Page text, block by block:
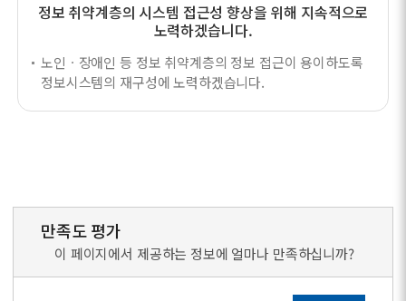
정보 취약계층의 시스템 접근성 향상을 위해 지속적으로
노력하겠습니다.
노인ㆍ장애인 등 정보 취약계층의 정보 접근이 용이하도록
정보시스템의 재구성에 노력하겠습니다.
만족도 평가
이 페이지에서 제공하는 정보에 얼마나 만족하십니까?